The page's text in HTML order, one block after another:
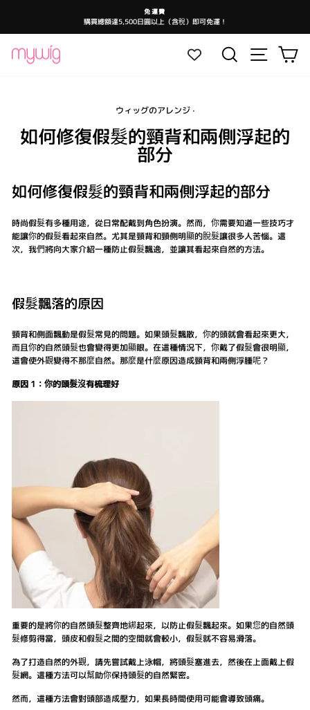
內
暫
免運費
購買總額達5,500日圓以上（含稅）即可免運！
搜尋 網站導航大
ウィッグのアレンジ·
如何修復假髮的頸背和兩側浮起的
部分
如何修復假髮的頸背和兩側浮起的部分
時尚假髮有多種用途，從日常配戴到角色扮演。然而，你需要知道一些技巧才
能讓你的假髮看起來自然。尤其是頸背和頸側明顯的脫髮讓很多人苦惱。這
次，我們將向大家介紹一種防止假髮飄逸，並讓其看起來自然的方法。
假髮飄落的原因
頸背和側面飄動是假髮常見的問題。如果頭髮飄散，你的頭就會看起來更大，
而且你的自然頭髮也會變得更加顯眼。在這種情況下，你戴了假髮會很明顯，
這會使外觀變得不那麼自然。那麼是什麼原因造成頸背和兩側浮腫呢？
原因 1：你的頭髮沒有梳理好
重要的是將你的自然頭髮整齊地綁起來，以防止假髮飄起來。如果您的自然頭
髮修剪得當，頭皮和假髮之間的空間就會較小，假髮就不容易滑落。
為了打造自然的外觀，請先嘗試戴上泳帽，將頭髮塞進去，然後在上面戴上假
髮網。這種方法可以幫助你保持頭髮的自然緊密。
然而，這種方法會對頭部造成壓力，如果長時間使用可能會導致頭痛。